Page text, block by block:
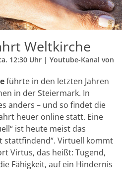
Weltkirche
12:30 Uhr | Youtube-Kanal von
führte in den letzten Jahren
in der Steiermark. In
anders – und so findet die
heuer online statt. Eine
ist heute meist das
stattfindend“. Virtuell kommt
Virtus, das heißt: Tugend,
Fähigkeit, auf ein Hindernis